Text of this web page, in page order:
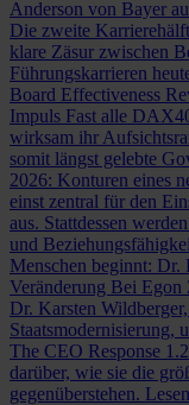
Anderson von Bayer
Die zweite
klare Zäsur zwischen
Führungskarrieren
Board Effectiveness
Impuls Fast alle
wirksam ihr
somit längst gelebte
2026: Konturen eines
einst zentral für den
aus. Stattdessen
und
Menschen beginnt:
Veränderung Bei Egon
Dr. Karsten
Staatsmodernisierung,
The CEO Response
darüber, wie sie die
gegenüberstehen.